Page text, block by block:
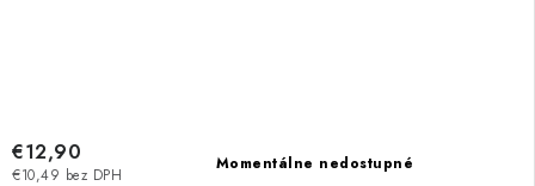
Momentálne nedostupné
€10,49 bez DPH
€12,90